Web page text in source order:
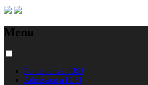
Menu
Formations à l'USJ
Admission à l'USJ